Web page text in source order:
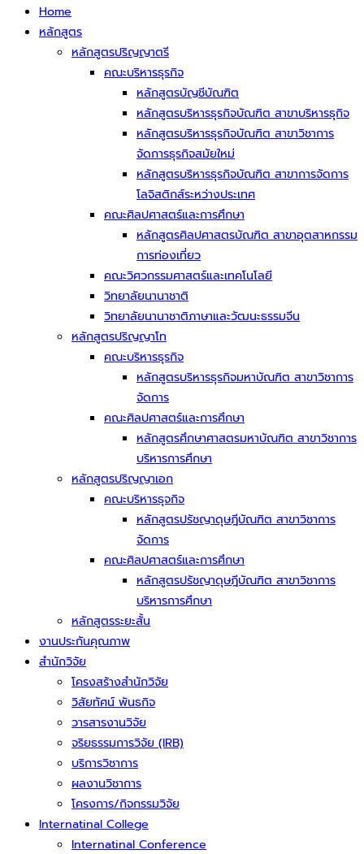
Home
หลักสูตร
หลักสูตรปริญญาตรี
คณะบริหารธุรกิจ
หลักสูตรบัญชีบัณฑิต
หลักสูตรบริหารธุรกิจบัณฑิต สาขาบริหารธุกิจ
หลักสูตรบริหารธุรกิจบัณฑิต สาขาวิชาการ
จัดการธุรกิจสมัยใหม่
หลักสูตรบริหารธุรกิจบัณฑิต สาขาการจัดการ
โลจิสติกส์ระหว่างประเทศ
คณะศิลปศาสตร์และการศึกษา
หลักสูตรศิลปศาสตรบัณฑิต สาขาอุตสาหกรรม
การท่องเที่ยว
คณะวิศวกรรมศาสตร์และเทคโนโลยี
วิทยาลัยนานาชาติ
วิทยาลัยนานาชาติภาษาและวัฒนะธรรมจีน
หลักสูตรปริญญาโท
คณะบริหารธุรกิจ
หลักสูตรบริหารธุรกิจมหาบัณฑิต สาขาวิชาการ
จัดการ
คณะศิลปศาสตร์และการศึกษา
หลักสูตรศึกษาศาสตรมหาบัณฑิต สาขาวิชาการ
บริหารการศึกษา
หลักสูตรปริญญาเอก
คณะบริหารธุจกิจ
หลักสูตรปรัชญาดุษฎีบัณฑิต สาขาวิชาการ
จัดการ
คณะศิลปศาสตร์และการศึกษา
หลักสูตรปรัชญาดุษฎีบัณฑิต สาขาวิชาการ
บริหารการศึกษา
หลักสูตรระยะสั้น
งานประกันคุณภาพ
สำนักวิจัย
โครงสร้างสำนักวิจัย
วิสัยทัศน์ พันธกิจ
วารสารงานวิจัย
จริยธรรมการวิจัย (IRB)
บริการวิชาการ
ผลงานวิชาการ
โครงการ/กิจกรรมวิจัย
Internatinal College
Internatinal Conference